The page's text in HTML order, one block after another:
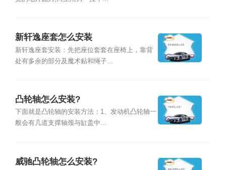
新轩逸座套怎么安装
新轩逸座套安装：先把座位套套在座椅上，靠背
处有多余的部分及魔术贴和绳子...
凸轮轴怎么安装?
下面就是凸轮轴的安装方法：1、发动机凸轮轴一
般会有几道支撑轴颈与缸盖中...
威驰凸轮轴怎么安装?